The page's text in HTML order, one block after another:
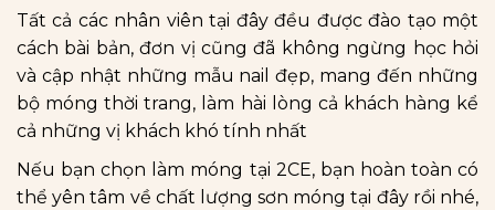
Tất cả các nhân viên tại đây đều được đào tạo một
cách bài bản, đơn vị cũng đã không ngừng học hỏi
và cập nhật những mẫu nail đẹp, mang đến những
bộ móng thời trang, làm hài lòng cả khách hàng kể
cả những vị khách khó tính nhất
Nếu bạn chọn làm móng tại 2CE, bạn hoàn toàn có
thể yên tâm về chất lượng sơn móng tại đây rồi nhé,